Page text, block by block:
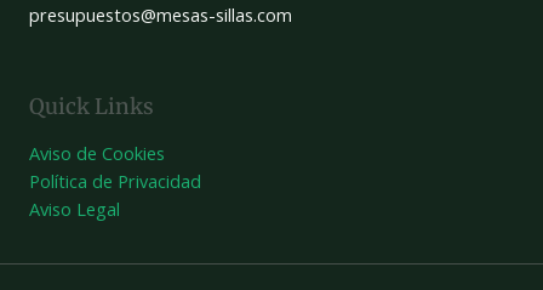
presupuestos@mesas-sillas.com
Quick Links
Aviso de Cookies
Política de Privacidad
Aviso Legal